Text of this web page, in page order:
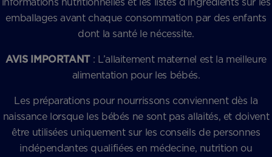
emballages avant chaque consommation par des enfants
dont la santé le nécessite.
AVIS IMPORTANT : L’allaitement maternel est la meilleure
alimentation pour les bébés.
Les préparations pour nourrissons conviennent dès la
naissance lorsque les bébés ne sont pas allaités, et doivent
être utilisées uniquement sur les conseils de personnes
indépendantes qualifiées en médecine, nutrition ou